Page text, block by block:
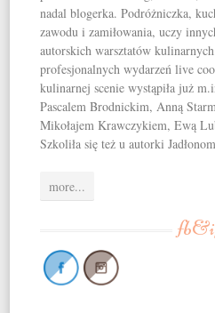
nadal blogerka. Podróżniczka,
zawodu i zamiłowania, uczy
autorskich warsztatów
profesjonalnych wydarzeń live
kulinarnej scenie wystąpiła już
Pascalem Brodnickim, Anną
Mikołajem Krawczykiem, Ewą
Szkoliła się też u autorki
more...